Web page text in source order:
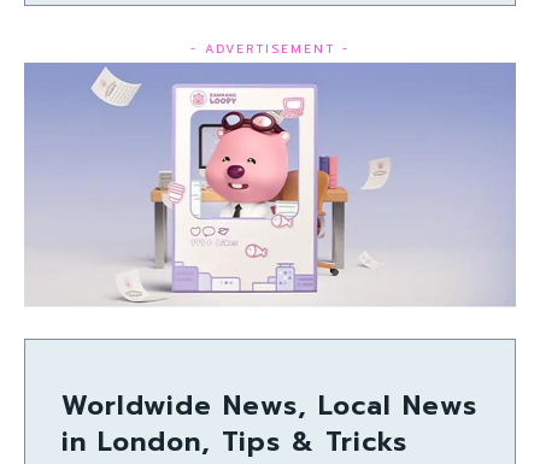
- ADVERTISEMENT -
Worldwide News, Local News
in London, Tips & Tricks